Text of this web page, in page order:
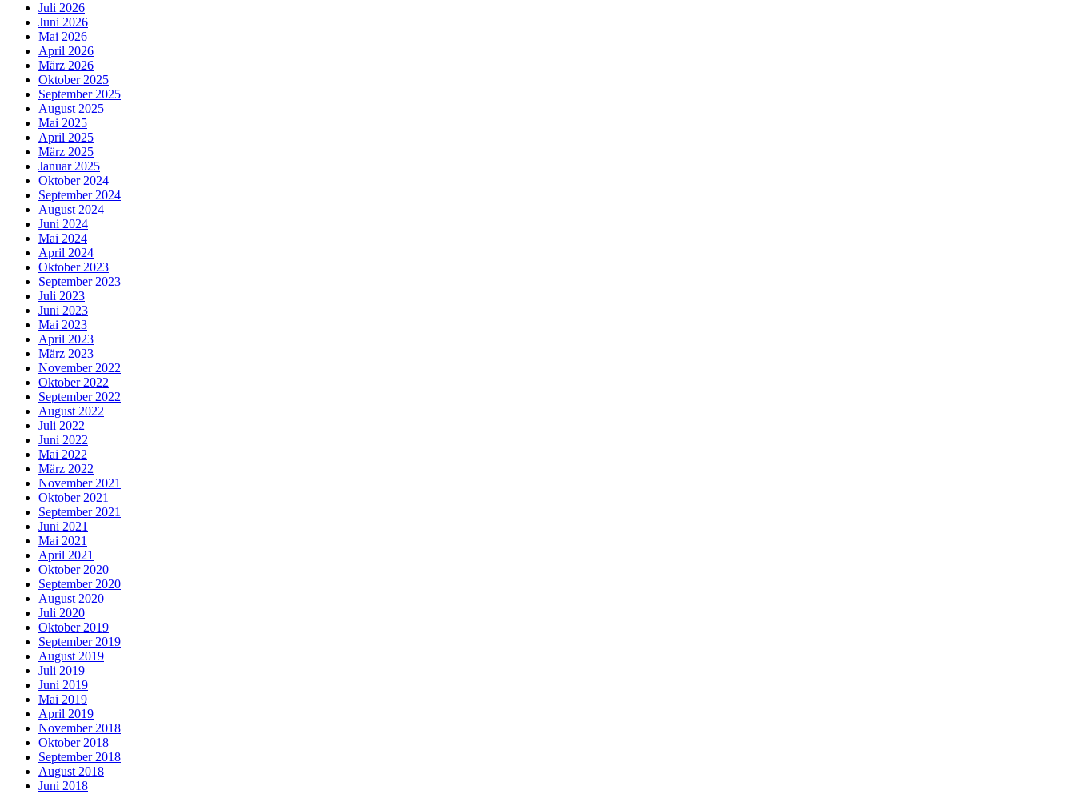
Juli 2026
Juni 2026
Mai 2026
April 2026
März 2026
Oktober 2025
September 2025
August 2025
Mai 2025
April 2025
März 2025
Januar 2025
Oktober 2024
September 2024
August 2024
Juni 2024
Mai 2024
April 2024
Oktober 2023
September 2023
Juli 2023
Juni 2023
Mai 2023
April 2023
März 2023
November 2022
Oktober 2022
September 2022
August 2022
Juli 2022
Juni 2022
Mai 2022
März 2022
November 2021
Oktober 2021
September 2021
Juni 2021
Mai 2021
April 2021
Oktober 2020
September 2020
August 2020
Juli 2020
Oktober 2019
September 2019
August 2019
Juli 2019
Juni 2019
Mai 2019
April 2019
November 2018
Oktober 2018
September 2018
August 2018
Juni 2018